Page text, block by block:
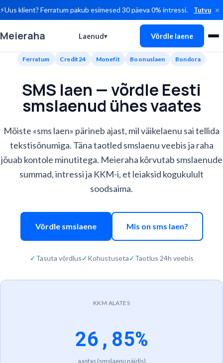
⚡Uus klient? Ferratum pakub esimesed 30 päeva 0% intressi. Tutvu ×
Meieraha Laenud▾ Võrdle laene
Ferratum Credit24 Monefit Boonuslaen Bondora
SMS laen — võrdle Eesti
smslaenud ühes vaates
Mõiste «sms laen» pärineb ajast, mil väikelaenu sai tellida
tekstisõnumiga. Täna taotled smslaenu veebis ja raha
jõuab kontole minutitega. Meieraha kõrvutab smslaenude
summad, intressi ja KKM-i, et leiaksid kogukulult
soodsaima.
Võrdle smslaene Mis on sms laen?
✓Tasuta võrdlus✓Kohustuseta✓Taotlus 24h veebis
KKM ALATES
26,85%
aastas (smslaenu näidis)